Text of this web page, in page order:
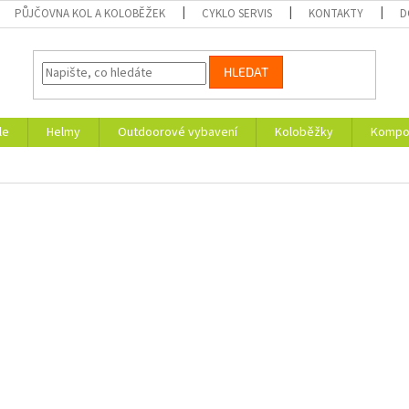
PŮJČOVNA KOL A KOLOBĚŽEK CYKLO SERVIS KONTAKTY
HLEDAT
Helmy Outdoorové vybavení Koloběžky